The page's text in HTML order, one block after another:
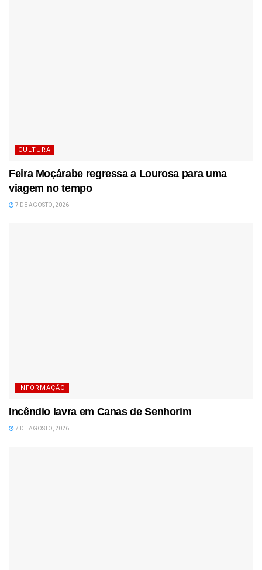
CULTURA
Feira Moçárabe regressa a Lourosa para uma
viagem no tempo
7 DE AGOSTO, 2026
INFORMAÇÃO
Incêndio lavra em Canas de Senhorim
7 DE AGOSTO, 2026